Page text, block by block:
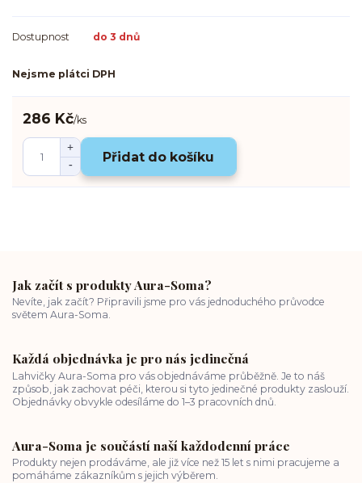
Dostupnost do 3 dnů
Nejsme plátci DPH
286 Kč/ks
Přidat do košíku
Jak začít s produkty Aura-Soma?
Nevíte, jak začít? Připravili jsme pro vás jednoduchého průvodce
světem Aura-Soma.
Každá objednávka je pro nás jedinečná
Lahvičky Aura-Soma pro vás objednáváme průběžně. Je to náš
způsob, jak zachovat péči, kterou si tyto jedinečné produkty zaslouží.
Objednávky obvykle odesíláme do 1–3 pracovních dnů.
Aura-Soma je součástí naší každodenní práce
Produkty nejen prodáváme, ale již více než 15 let s nimi pracujeme a
pomáháme zákazníkům s jejich výběrem.